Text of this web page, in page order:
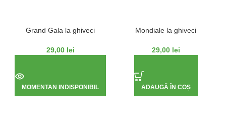
Grand Gala la ghiveci
29,00 lei
MOMENTAN INDISPONIBIL
Mondiale la ghiveci
29,00 lei
ADAUGĂ ÎN COȘ